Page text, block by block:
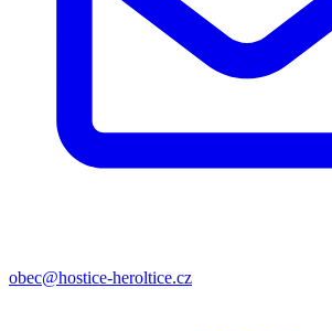
obec@hostice-heroltice.cz